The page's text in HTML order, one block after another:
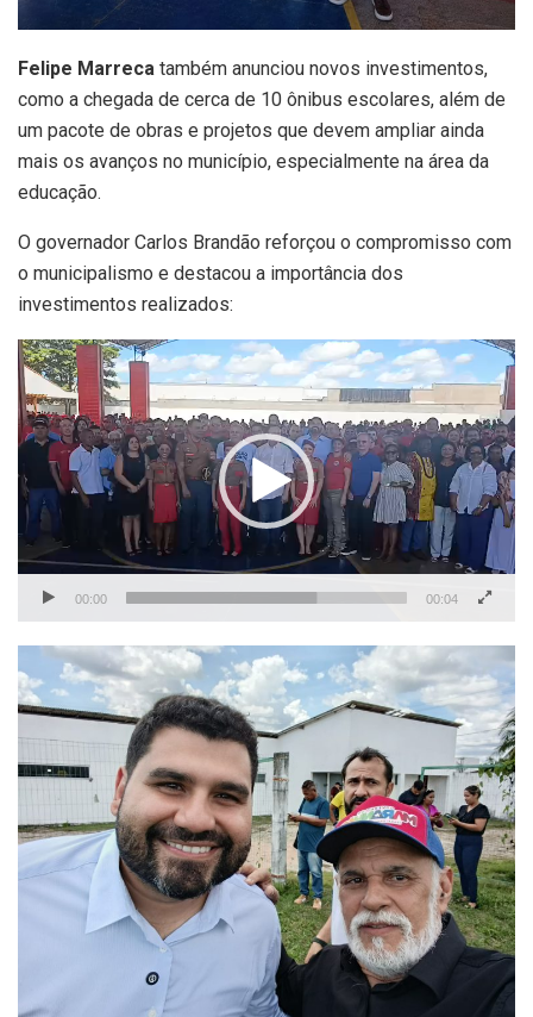
Felipe Marreca também anunciou novos investimentos,
como a chegada de cerca de 10 ônibus escolares, além de
um pacote de obras e projetos que devem ampliar ainda
mais os avanços no município, especialmente na área da
educação.
O governador Carlos Brandão reforçou o compromisso com
o municipalismo e destacou a importância dos
investimentos realizados:
Tocador
de
vídeo
00:00 00:04